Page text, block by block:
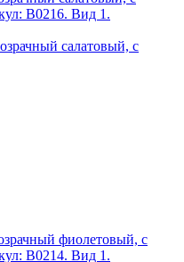
салатовый, с